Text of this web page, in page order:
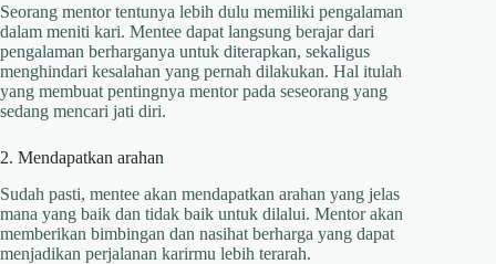
Seorang mentor tentunya lebih dulu memiliki pengalaman
dalam meniti kari. Mentee dapat langsung berajar dari
pengalaman berharganya untuk diterapkan, sekaligus
menghindari kesalahan yang pernah dilakukan. Hal itulah
yang membuat pentingnya mentor pada seseorang yang
sedang mencari jati diri.
2. Mendapatkan arahan
Sudah pasti, mentee akan mendapatkan arahan yang jelas
mana yang baik dan tidak baik untuk dilalui. Mentor akan
memberikan bimbingan dan nasihat berharga yang dapat
menjadikan perjalanan karirmu lebih terarah.